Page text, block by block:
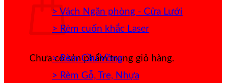
Chưa có sản phẩm trong giỏ hàng.
> Vách Ngăn phòng - Cửa Lưới
> Rèm cuốn khắc Laser
> Rèm Cầu Vồng
> Rèm Gỗ, Tre, Nhựa